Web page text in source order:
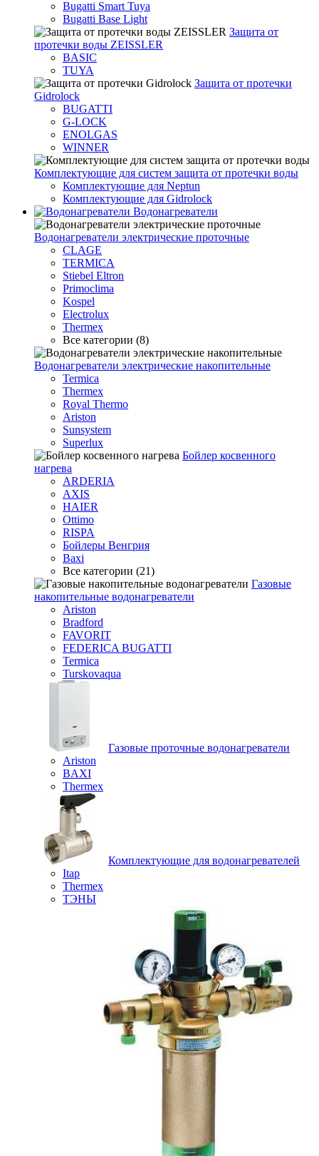
Bugatti Smart Tuya
Bugatti Base Light
Защита от
протечки воды ZEISSLER
BASIC
TUYA
Защита от протечки
Gidrolock
BUGATTI
G-LOCK
ENOLGAS
WINNER
Комплектующие для систем защита от протечки воды
Комплектующие для Neptun
Комплектующие для Gidrolock
Водонагреватели
Водонагреватeли электрические проточные
CLAGE
TERMICA
Stiebel Eltron
Primoclima
Kospel
Electrolux
Thermex
Все категории (8)
Водонагреватели электрические накопительные
Termica
Thermex
Royal Thermo
Ariston
Sunsystem
Superlux
Бойлер косвенного
нагрева
ARDERIA
AXIS
HAIER
Ottimo
RISPA
Бойлеры Венгрия
Baxi
Все категории (21)
Газовые
накопительные водонагреватели
Ariston
Bradford
FAVORIT
FEDERICA BUGATTI
Termica
Turskovaqua
Газовые проточные водонагреватели
Ariston
BAXI
Thermex
Комплектующие для водонагревателей
Itap
Thermex
ТЭНЫ